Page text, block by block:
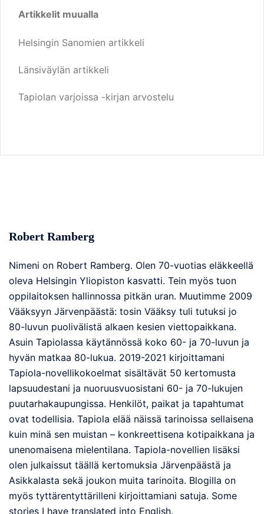
Artikkelit muualla
Helsingin Sanomien artikkeli
Länsiväylän artikkeli
Tapiolan varjoissa -kirjan arvostelu
Robert Ramberg
Nimeni on Robert Ramberg. Olen 70-vuotias eläkkeellä
oleva Helsingin Yliopiston kasvatti. Tein myös tuon
oppilaitoksen hallinnossa pitkän uran. Muutimme 2009
Vääksyyn Järvenpäästä: tosin Vääksy tuli tutuksi jo
80-luvun puolivälistä alkaen kesien viettopaikkana.
Asuin Tapiolassa käytännössä koko 60- ja 70-luvun ja
hyvän matkaa 80-lukua. 2019-2021 kirjoittamani
Tapiola-novellikokoelmat sisältävät 50 kertomusta
lapsuudestani ja nuoruusvuosistani 60- ja 70-lukujen
puutarhakaupungissa. Henkilöt, paikat ja tapahtumat
ovat todellisia. Tapiola elää näissä tarinoissa sellaisena
kuin minä sen muistan – konkreettisena kotipaikkana ja
unenomaisena mielentilana. Tapiola-novellien lisäksi
olen julkaissut täällä kertomuksia Järvenpäästä ja
Asikkalasta sekä joukon muita tarinoita. Blogilla on
myös tyttärentyttärilleni kirjoittamiani satuja. Some
stories I have translated into English.